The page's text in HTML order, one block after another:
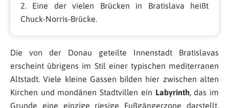
2. Eine der vielen Brücken in Bratislava heißt
Chuck-Norris-Brücke.
Die von der Donau geteilte Innenstadt Bratislavas
erscheint übrigens im Stil einer typischen mediterranen
Altstadt. Viele kleine Gassen bilden hier zwischen alten
Kirchen und mondänen Stadtvillen ein Labyrinth, das im
Grunde eine einzige riesige Fußgängerzone darstellt.